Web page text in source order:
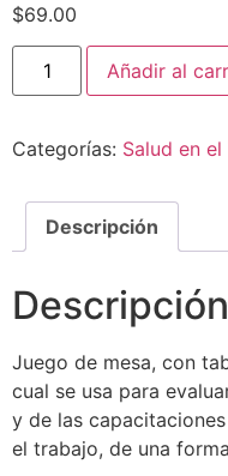
$69.00
Añadir al
Categorías: Salud en
Descripción
Descripción
Juego de mesa, con
cual se usa para
y de las
el trabajo, de una